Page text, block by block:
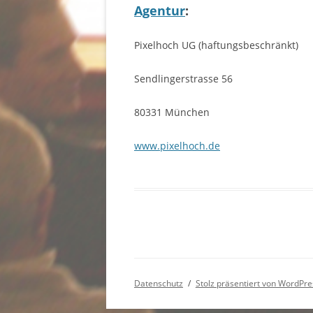
Agentur:
Pixelhoch UG (haftungsbeschränkt)
Sendlingerstrasse 56
80331 München
www.pixelhoch.de
Datenschutz Stolz präsentiert von